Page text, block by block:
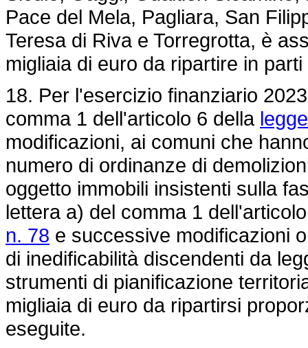
Pace del Mela, Pagliara, San
Teresa di Riva e Torregrotta, è
migliaia di euro da ripartire in
18. Per l'esercizio finanziario
comma 1 dell'articolo 6 della
modificazioni, ai comuni che
numero di ordinanze di
oggetto immobili insistenti sulla
lettera a) del comma 1
n. 78 e successive modificazioni
di inedificabilità discendenti da
strumenti di pianificazione
migliaia di euro da ripartirsi
eseguite.